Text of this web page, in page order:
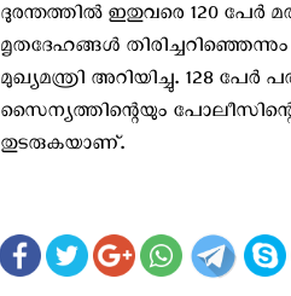
ദുരന്തത്തിൽ ഇതുവരെ 120 പേർ
മൃതദേഹങ്ങൾ
മുഖ്യമന്ത്രി അറിയിച്ചു. 128
സൈന്യത്തിന്റെയും
തുടരുകയാണ്.